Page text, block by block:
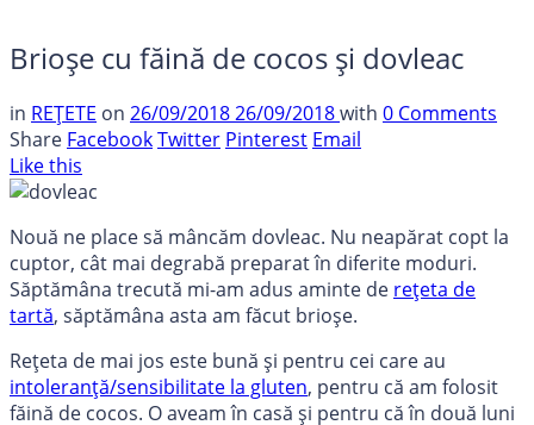
Brioșe cu făină de cocos și dovleac
in REȚETE on 26/09/201826/09/2018with 0 Comments
Share FacebookTwitter Pinterest Email
Like this
Nouă ne place să mâncăm dovleac. Nu neapărat copt la
cuptor, cât mai degrabă preparat în diferite moduri.
Săptămâna trecută mi-am adus aminte de rețeta de
tartă, săptămâna asta am făcut brioșe.
Rețeta de mai jos este bună și pentru cei care au
intoleranță/sensibilitate la gluten, pentru că am folosit
făină de cocos. O aveam în casă și pentru că în două luni